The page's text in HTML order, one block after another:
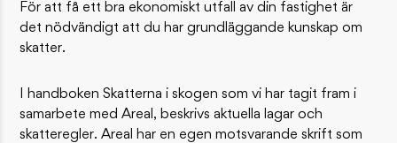
För att få ett bra ekonomiskt utfall av din fastighet är
det nödvändigt att du har grundläggande kunskap om
skatter.
I handboken Skatterna i skogen som vi har tagit fram i
samarbete med Areal, beskrivs aktuella lagar och
skatteregler. Areal har en egen motsvarande skrift som